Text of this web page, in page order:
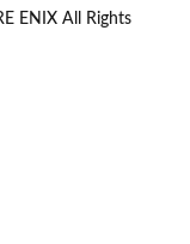
ENIX All Rights